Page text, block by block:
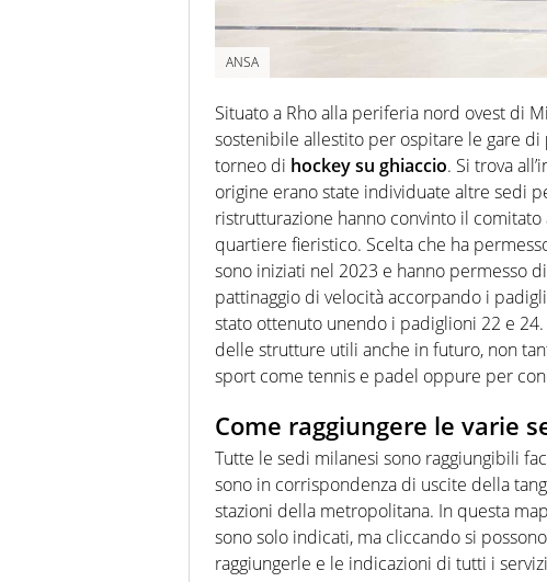
ANSA
Situato a Rho alla periferia nord ovest di
sostenibile allestito per ospitare le gare di
torneo di hockey su ghiaccio. Si trova
origine erano state individuate altre sedi
ristrutturazione hanno convinto il
quartiere fieristico. Scelta che ha
sono iniziati nel 2023 e hanno permesso
pattinaggio di velocità accorpando i
stato ottenuto unendo i padiglioni 22 e
delle strutture utili anche in futuro, non
sport come tennis e padel oppure per
Come raggiungere le varie
Tutte le sedi milanesi sono raggiungibili
sono in corrispondenza di uscite della
stazioni della metropolitana. In questa
sono solo indicati, ma cliccando si
raggiungerle e le indicazioni di tutti i